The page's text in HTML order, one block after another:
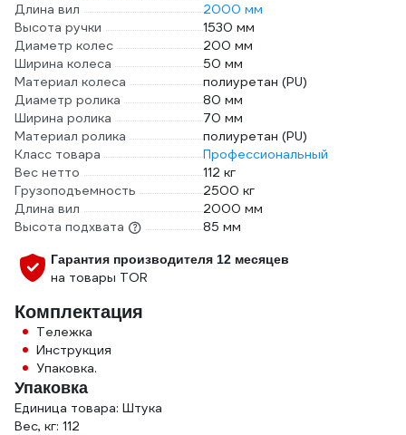
Длина вил
2000 мм
Высота ручки
1530 мм
Диаметр колес
200 мм
Ширина колеса
50 мм
Материал колеса
полиуретан (PU)
Диаметр ролика
80 мм
Ширина ролика
70 мм
Материал ролика
полиуретан (PU)
Класс товара
Профессиональный
Вес нетто
112 кг
Грузоподъемность
2500 кг
Длина вил
2000 мм
Высота подхвата
85 мм
Гарантия производителя 12 месяцев
на товары TOR
Комплектация
Тележка
Инструкция
Упаковка.
Упаковка
Единица товара: Штука
Вес, кг: 112